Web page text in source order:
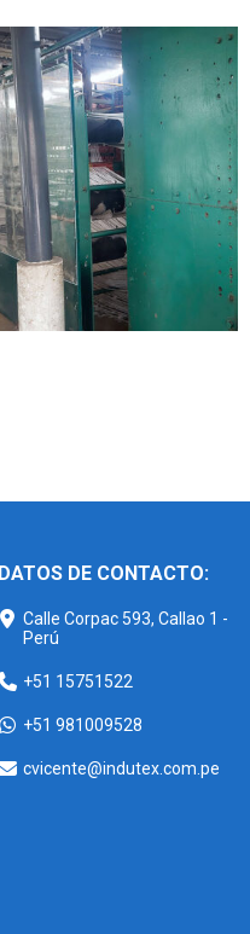
DATOS DE CONTACTO:
Calle Corpac 593, Callao 1 -
Perú
+51 15751522
+51 981009528
cvicente@indutex.com.pe